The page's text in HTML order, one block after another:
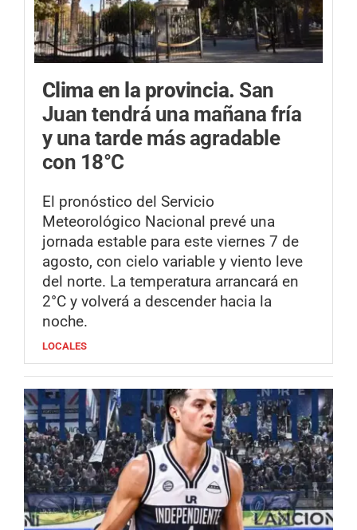
Clima en la provincia. San
Juan tendrá una mañana fría
y una tarde más agradable
con 18°C
El pronóstico del Servicio
Meteorológico Nacional prevé una
jornada estable para este viernes 7 de
agosto, con cielo variable y viento leve
del norte. La temperatura arrancará en
2°C y volverá a descender hacia la
noche.
LOCALES